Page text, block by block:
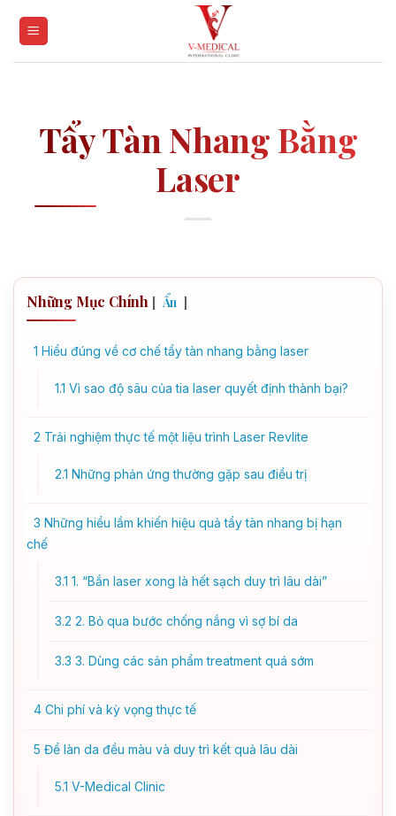
Tẩy Tàn Nhang Bằng
Laser
Những Mục Chính [ Ẩn ]
1 Hiểu đúng về cơ chế tẩy tàn nhang bằng laser
1.1 Vì sao độ sâu của tia laser quyết định thành bại?
2 Trải nghiệm thực tế một liệu trình Laser Revlite
2.1 Những phản ứng thường gặp sau điều trị
3 Những hiểu lầm khiến hiệu quả tẩy tàn nhang bị hạn
chế
3.1 1. “Bắn laser xong là hết sạch duy trì lâu dài”
3.2 2. Bỏ qua bước chống nắng vì sợ bí da
3.3 3. Dùng các sản phẩm treatment quá sớm
4 Chi phí và kỳ vọng thực tế
5 Để làn da đều màu và duy trì kết quả lâu dài
5.1 V-Medical Clinic